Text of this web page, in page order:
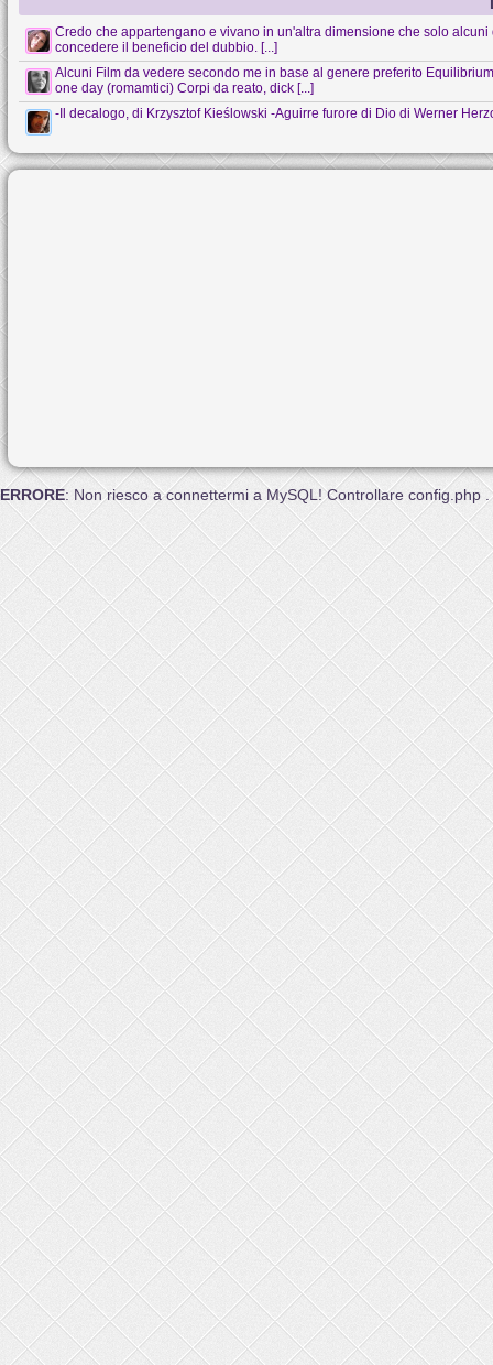
Credo che appartengano e vivano in un'altra dimensione che solo
concedere il beneficio del dubbio. [...]
Alcuni Film da vedere secondo me in base al genere preferito
one day (romamtici) Corpi da reato, dick [...]
-Il decalogo, di Krzysztof Kieślowski -Aguirre furore di Dio di Werner
ERRORE: Non riesco a connettermi a MySQL! Controllare config.php .